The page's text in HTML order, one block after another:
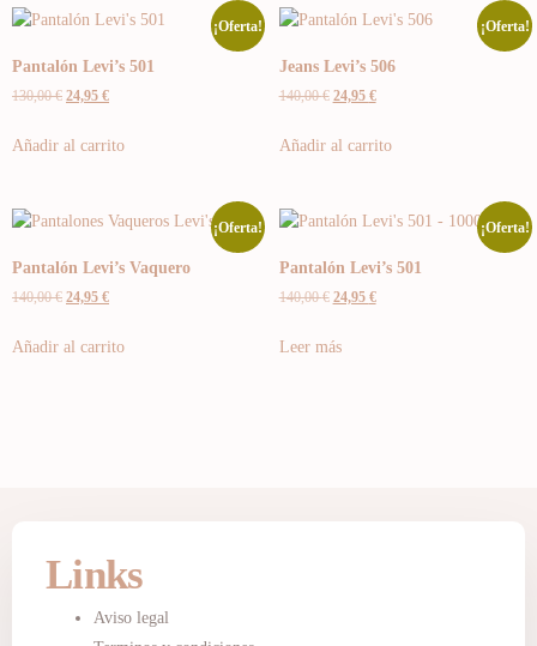
¡Oferta!
Pantalón Levi’s 501
130,00€ 24,95 €
Añadir al carrito
¡Oferta!
Jeans Levi’s 506
140,00€ 24,95 €
Añadir al carrito
¡Oferta!
Pantalón Levi’s Vaquero
140,00€ 24,95 €
Añadir al carrito
¡Oferta!
Pantalón Levi’s 501
140,00€ 24,95 €
Leer más
Links
Aviso legal